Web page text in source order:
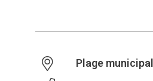
Plage